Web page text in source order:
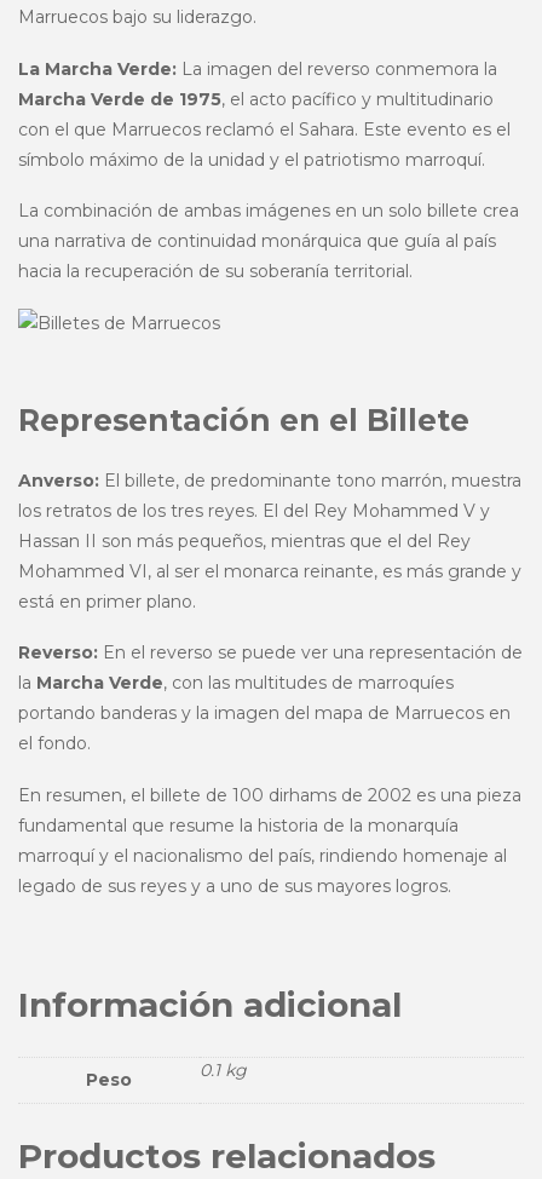
Marruecos bajo su liderazgo.
La Marcha Verde: La imagen del reverso conmemora la
Marcha Verde de 1975, el acto pacífico y multitudinario
con el que Marruecos reclamó el Sahara. Este evento es el
símbolo máximo de la unidad y el patriotismo marroquí.
La combinación de ambas imágenes en un solo billete crea
una narrativa de continuidad monárquica que guía al país
hacia la recuperación de su soberanía territorial.
Representación en el Billete
Anverso: El billete, de predominante tono marrón, muestra
los retratos de los tres reyes. El del Rey Mohammed V y
Hassan II son más pequeños, mientras que el del Rey
Mohammed VI, al ser el monarca reinante, es más grande y
está en primer plano.
Reverso: En el reverso se puede ver una representación de
la Marcha Verde, con las multitudes de marroquíes
portando banderas y la imagen del mapa de Marruecos en
el fondo.
En resumen, el billete de 100 dirhams de 2002 es una pieza
fundamental que resume la historia de la monarquía
marroquí y el nacionalismo del país, rindiendo homenaje al
legado de sus reyes y a uno de sus mayores logros.
Información adicional
Peso 0.1 kg
Productos relacionados